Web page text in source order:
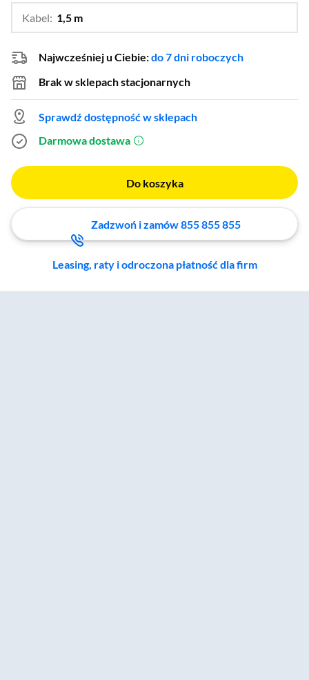
Kabel: 1,5 m
Najwcześniej u Ciebie:do 7 dni roboczych
Brak w sklepach stacjonarnych
Sprawdź dostępność w sklepach
Darmowa dostawa (otworzy się w nowym oknie)
Do koszyka
Zadzwoń i zamów 855 855 855
Leasing, raty i odroczona płatność dla firm